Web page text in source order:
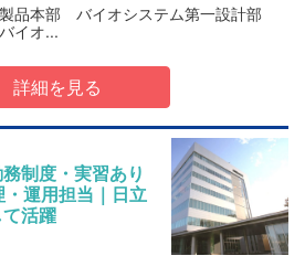
品本部 バイオシステム第一設計部
イオ...
詳細を見る
制度・実習あり
・運用担当｜日立
活躍